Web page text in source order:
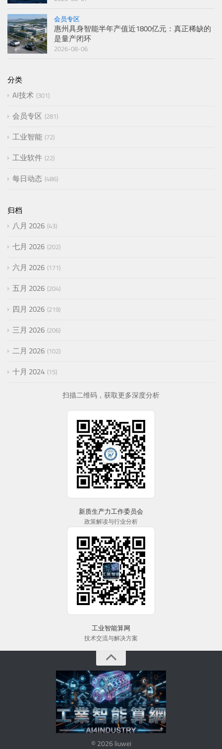
会员专区
惠州具身智能半年产值近1800亿元：真正稀缺的
是量产闭环
2026-08-06
分类
AI技术 301
会员专区 281
工业智能 72
工业软件 22
每日动态 486
归档
八月 2026 43
七月 2026 202
六月 2026 171
五月 2026 204
四月 2026 219
三月 2026 206
二月 2026 102
十月 2024 15
扫描二维码，获取更多深度分析
新质生产力工作委员会
政策解读与行业分析
工业智能算网
技术交流与解决方案
© 2026 liuwei